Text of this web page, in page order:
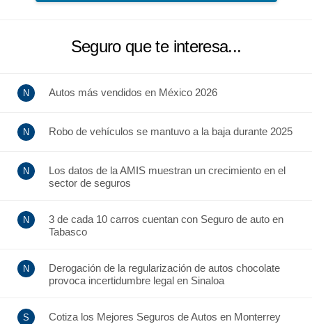
Seguro que te interesa...
Autos más vendidos en México 2026
Robo de vehículos se mantuvo a la baja durante 2025
Los datos de la AMIS muestran un crecimiento en el
sector de seguros
3 de cada 10 carros cuentan con Seguro de auto en
Tabasco
Derogación de la regularización de autos chocolate
provoca incertidumbre legal en Sinaloa
Cotiza los Mejores Seguros de Autos en Monterrey